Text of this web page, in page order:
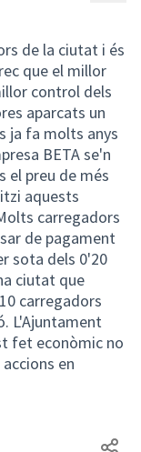
de la ciutat i és
que el millor
control dels
aparcats un
ja fa molts anys
BETA se'n
el preu de més
aquests
carregadors
de pagament
sota dels 0'20
ciutat que
carregadors
L'Ajuntament
fet econòmic no
en